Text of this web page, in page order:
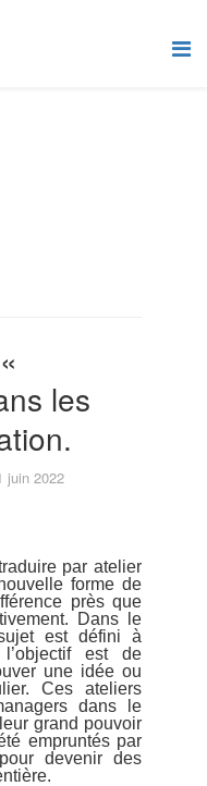
les
juin 2022
par atelier
forme de
près que
Dans le
est défini à
l’objectif est de
une idée ou
Ces ateliers
dans le
grand pouvoir
empruntés par
devenir des